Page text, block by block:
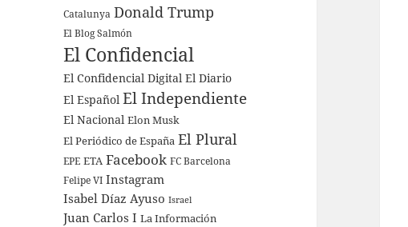
Catalunya Donald Trump
El Blog Salmón
El Confidencial
El Confidencial Digital El Diario
El Español El Independiente
El Nacional Elon Musk
El Periódico de España El Plural
EPE ETA Facebook FC Barcelona
Felipe VI Instagram
Isabel Díaz Ayuso Israel
Juan Carlos I La Información